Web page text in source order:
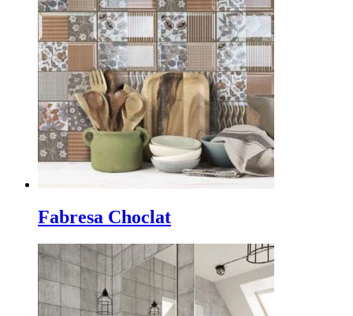
Fabresa Choclat